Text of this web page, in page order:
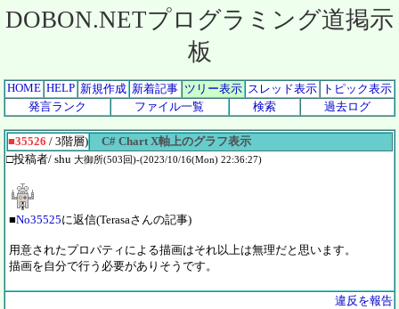
DOBON.NETプログラミング道掲示
板
HOME HELP 新規作成 新着記事 ツリー表示 スレッド表示
トピック表示
発言ランク
ファイル一覧 検索 過去ログ
■35526 / 3階層)
C# Chart X軸上のグラフ表示
□投稿者/ shu 大御所(503回)-(2023/10/16(Mon) 22:36:27)
■No35525に返信(Terasaさんの記事)
用意されたプロパティによる描画はそれ以上は無理だと思います。
描画を自分で行う必要がありそうです。
違反を報告